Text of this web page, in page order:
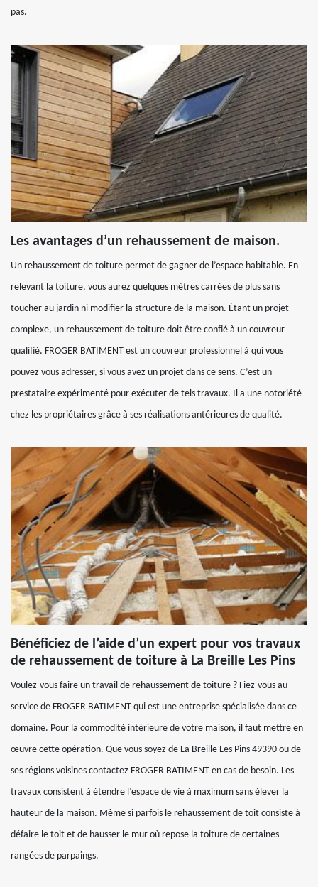
pas.
Les avantages d’un rehaussement de maison.
Un rehaussement de toiture permet de gagner de l’espace habitable. En
relevant la toiture, vous aurez quelques mètres carrées de plus sans
toucher au jardin ni modifier la structure de la maison. Étant un projet
complexe, un rehaussement de toiture doit être confié à un couvreur
qualifié. FROGER BATIMENT est un couvreur professionnel à qui vous
pouvez vous adresser, si vous avez un projet dans ce sens. C’est un
prestataire expérimenté pour exécuter de tels travaux. Il a une notoriété
chez les propriétaires grâce à ses réalisations antérieures de qualité.
Bénéficiez de l’aide d’un expert pour vos travaux
de rehaussement de toiture à La Breille Les Pins
Voulez-vous faire un travail de rehaussement de toiture ? Fiez-vous au
service de FROGER BATIMENT qui est une entreprise spécialisée dans ce
domaine. Pour la commodité intérieure de votre maison, il faut mettre en
œuvre cette opération. Que vous soyez de La Breille Les Pins 49390 ou de
ses régions voisines contactez FROGER BATIMENT en cas de besoin. Les
travaux consistent à étendre l’espace de vie à maximum sans élever la
hauteur de la maison. Même si parfois le rehaussement de toit consiste à
défaire le toit et de hausser le mur où repose la toiture de certaines
rangées de parpaings.